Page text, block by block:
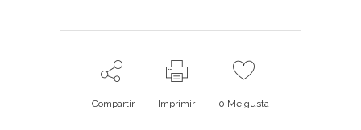
Compartir Imprimir 0 Me gusta